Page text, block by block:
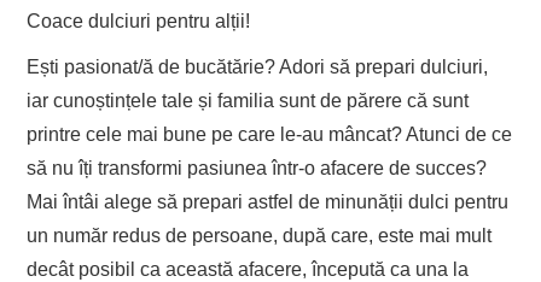
Coace dulciuri pentru alții!
Ești pasionat/ă de bucătărie? Adori să prepari dulciuri,
iar cunoștințele tale și familia sunt de părere că sunt
printre cele mai bune pe care le-au mâncat? Atunci de ce
să nu îți transformi pasiunea într-o afacere de succes?
Mai întâi alege să prepari astfel de minunății dulci pentru
un număr redus de persoane, după care, este mai mult
decât posibil ca această afacere, începută ca una la